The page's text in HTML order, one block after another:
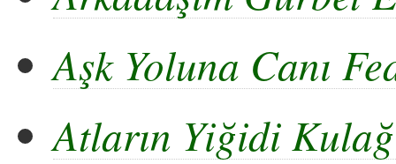
Aşk Yoluna Canı
Atların Yiğidi